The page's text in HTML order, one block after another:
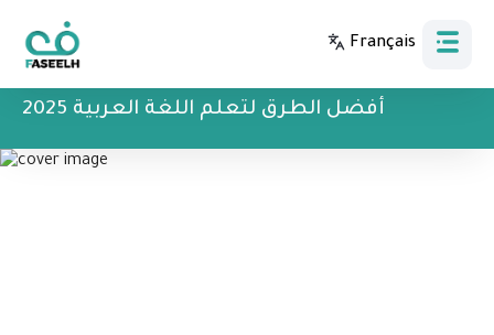
Français
أفضل الطرق لتعلم اللغة العربية 2025